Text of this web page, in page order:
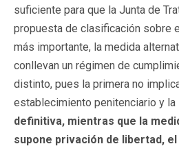
suficiente para que la Junta de
propuesta de clasificación sobre
más importante, la medida
conllevan un régimen de
distinto, pues la primera no
establecimiento penitenciario y la
definitiva, mientras que la
supone privación de libertad,